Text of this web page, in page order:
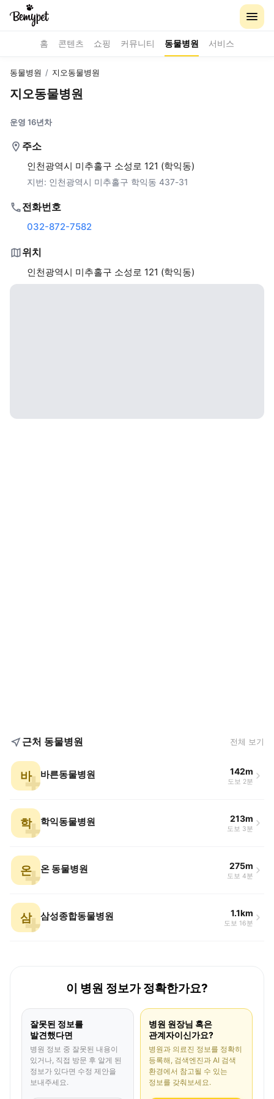
홈 콘텐츠 쇼핑 커뮤니티 동물병원 서비스
동물병원 / 지오동물병원
지오동물병원
운영 16년차
주소
인천광역시 미추홀구 소성로 121 (학익동)
지번: 인천광역시 미추홀구 학익동 437-31
전화번호
032-872-7582
위치
인천광역시 미추홀구 소성로 121 (학익동)
근처 동물병원 전체 보기
바 바른동물병원 142m
도보 2분
학 학익동물병원 213m
도보 3분
온 온 동물병원 275m
도보 4분
삼 삼성종합동물병원 1.1km
도보 16분
이 병원 정보가 정확한가요?
잘못된 정보를
발견했다면
병원 정보 중 잘못된 내용이
있거나, 직접 방문 후 알게 된
정보가 있다면 수정 제안을
보내주세요.
병원 원장님 혹은
관계자이신가요?
병원과 의료진 정보를 정확히
등록해, 검색엔진과 AI 검색
환경에서 참고될 수 있는
정보를 갖춰보세요.